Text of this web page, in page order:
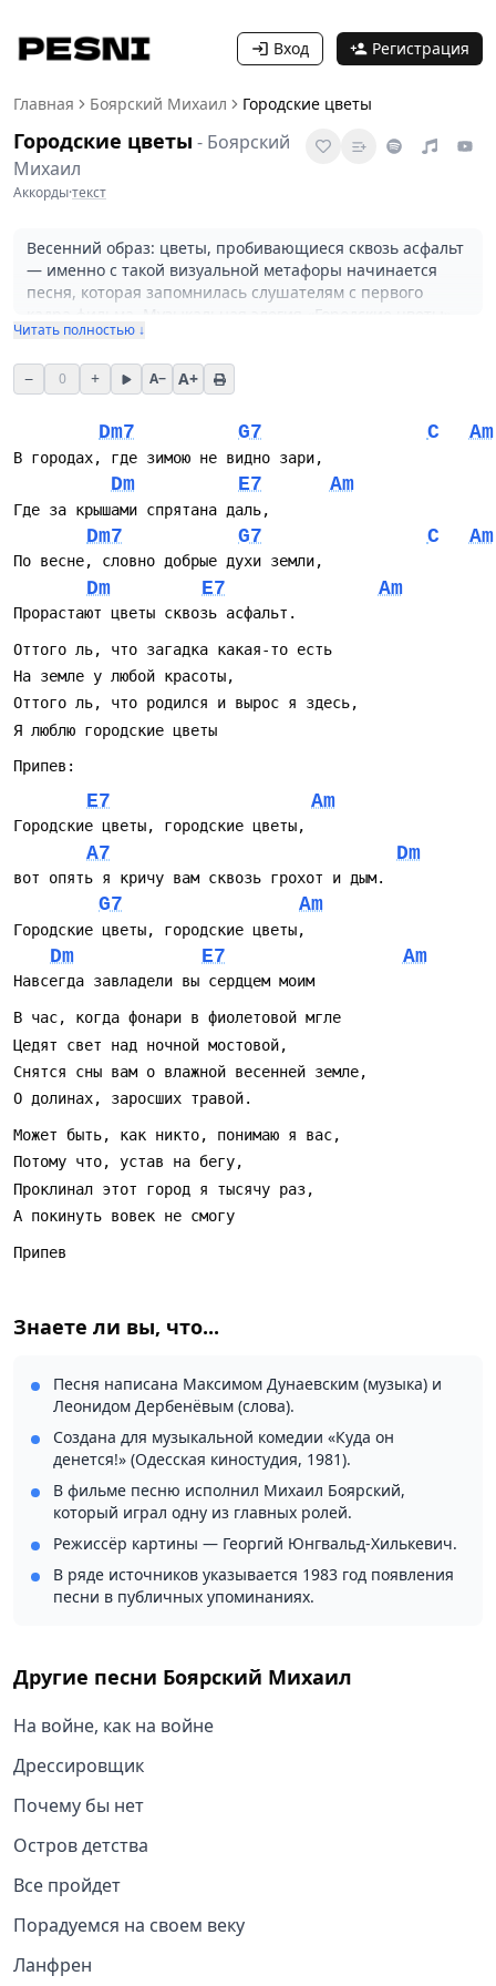
Вход Регистрация
Главная Боярский Михаил Городские цветы
Городские цветы - Боярский
Михаил
Аккорды·текст
Весенний образ: цветы, пробивающиеся сквозь асфальт
— именно с такой визуальной метафоры начинается
песня, которая запомнилась слушателям с первого
кадра фильма. Музыкальная элегия «Городские цветы»
была создана Максимом Дунаевским на слова Леонида
Дербенёва для музыкальной комедии «Куда он денется!»
(Одесская киностудия, 1981). Михаил Боярский исполнил
кинематографическая привязка помогла сделать
мелодию узнаваемой: песня звучит как городской гимн
тонкой ностальгии — про хрупкую красоту, которая
выживает среди бетона и машинного шума.
Музыкально это простая, но выразительная песня в
минорной тональности с характерными септаккордами
(E7, G7) и частым использованием Am и Dm. Куплеты
требуют деликатного фразирования: здесь важна не
виртуозность, а теплая интонация и рассказчество
голоса. Песня хорошо смотрится в акустическом наборе
— гитара, легкие струнные или фортепиано — и уместна
в камерных концертах, на ностальгических вечерах и в
репертуаре бардовской программы.
Текст говорит о простых, «городских» радостях и
её часто разбирают исполнители, предпочитающие
лирическую эстраду и киношную эстетику. Несмотря на
очевидную простоту гармоний, за счёт смены
характерных септаккордов и ходов из минорной в
мажорную область песня сохраняет движение и
интерес: мелодия не застывает, а мягко «перетекает» от
грусти к легкому оптимизму.
Если хотите сыграть её на вечере, держите темп
чтобы голос не перегружал мелодию. Для слушателя
«Городские цветы» остаются знакомой
кинематографической картиной — приятной, чуть
грустной и очень человеческой.
Читать полностью ↓
− 0 + A− A+
Dm7 G7 C Am
В городах, где зимою не видно зари,
Dm E7 Am
Где за крышами спрятана даль,
Dm7 G7 C Am
По весне, словно добрые духи земли,
Dm E7 Am
Прорастают цветы сквозь асфальт.
Оттого ль, что загадка какая-то есть
На земле у любой красоты,
Оттого ль, что родился и вырос я здесь,
Я люблю городские цветы
Припев:
E7 Am
Городские цветы, городские цветы,
A7 Dm
вот опять я кричу вам сквозь грохот и дым.
G7 Am
Городские цветы, городские цветы,
Dm E7 Am
Навсегда завладели вы сердцем моим
В час, когда фонари в фиолетовой мгле
Цедят свет над ночной мостовой,
Снятся сны вам о влажной весенней земле,
О долинах, заросших травой.
Может быть, как никто, понимаю я вас,
Потому что, устав на бегу,
Проклинал этот город я тысячу раз,
А покинуть вовек не смогу
Припев
Знаете ли вы, что...
Песня написана Максимом Дунаевским (музыка) и
Леонидом Дербенёвым (слова).
Создана для музыкальной комедии «Куда он
денется!» (Одесская киностудия, 1981).
В фильме песню исполнил Михаил Боярский,
который играл одну из главных ролей.
Режиссёр картины — Георгий Юнгвальд-Хилькевич.
В ряде источников указывается 1983 год появления
песни в публичных упоминаниях.
Другие песни Боярский Михаил
На войне, как на войне
Дрессировщик
Почему бы нет
Остров детства
Все пройдет
Порадуемся на своем веку
Ланфрен